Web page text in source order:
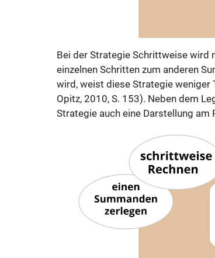
Bei der Strategie Schrittweise wird
einzelnen Schritten zum anderen
wird, weist diese Strategie weniger
Opitz, 2010, S. 153). Neben dem
Strategie auch eine Darstellung am